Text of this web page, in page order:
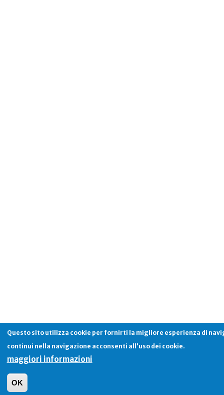
Questo sito utilizza cookie per fornirti la migliore esperienza di
continui nella navigazione acconsenti all'uso dei cookie.
maggiori informazioni
OK